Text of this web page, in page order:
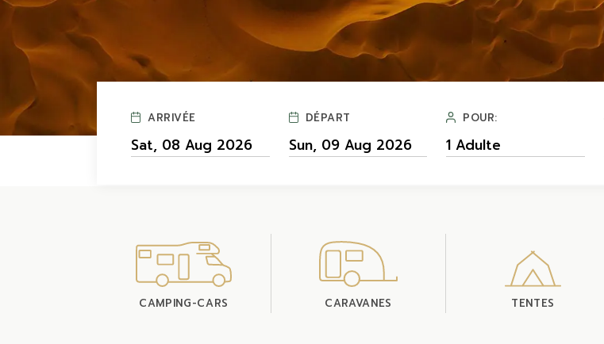
ARRIVÉE DÉPART POUR:
CAMPING-CARS CARAVANES TENTES